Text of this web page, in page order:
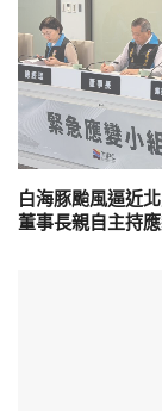
白海豚颱風逼近
董事長親自主持